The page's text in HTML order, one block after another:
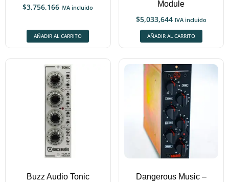
$3,756,166 IVA incluido
AÑADIR AL CARRITO
Module
$5,033,644 IVA incluido
AÑADIR AL CARRITO
Buzz Audio Tonic
Dangerous Music –